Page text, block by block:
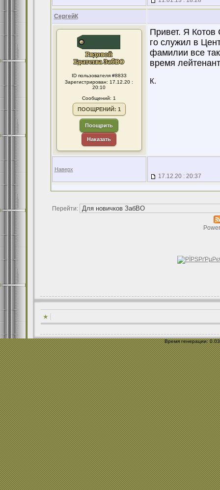
СергейК
ID пользователя #8833
Зарегистрирован: 17.12.20 :
20:10
Сообщений: 1
ПООЩРЕНИЙ: 1
Поощрить
Наказать
Привет. Я Котов
го служил в
фамилии все
время
К.
Наверх
17.12.20 : 20:37
Перейти:
Время генерации: